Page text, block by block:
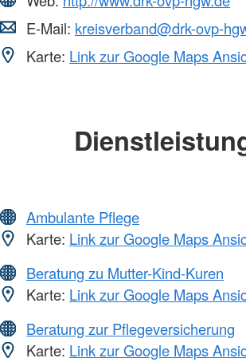
E-Mail: kreisverband@drk-ovp-
Karte: Link zur Google Maps
Ambulante Pflege
Karte: Link zur Google Maps
Beratung zu Mutter-Kind-Kuren
Karte: Link zur Google Maps
Beratung zur Pflegeversicherung
Karte: Link zur Google Maps